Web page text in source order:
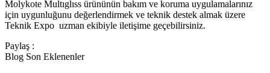
Molykote Multıglıss ürününün bakım ve koruma uygulamalarınız
için uygunluğunu değerlendirmek ve teknik destek almak üzere
Teknik Expo uzman ekibiyle iletişime geçebilirsiniz.
Paylaş :
Blog Son Eklenenler